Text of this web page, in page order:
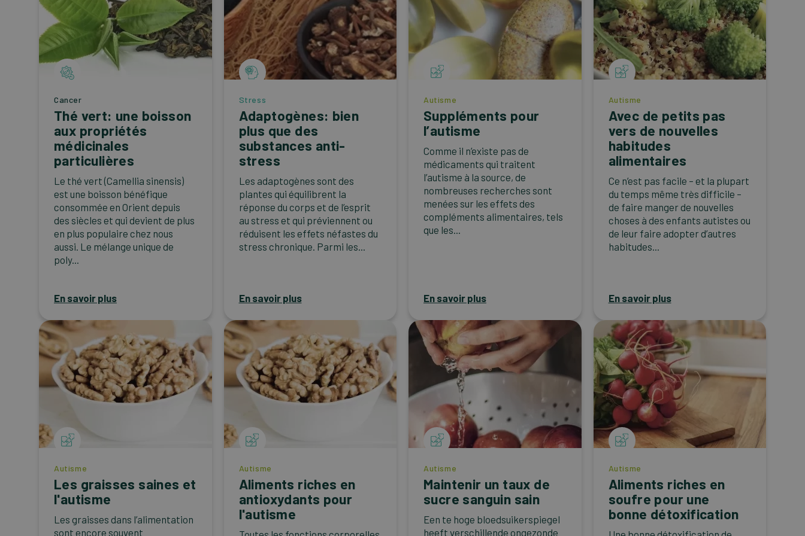
Cancer
Thé vert: une boisson
aux propriétés
médicinales
particulières
Le thé vert (Camellia sinensis)
est une boisson bénéfique
consommée en Orient depuis
des siècles et qui devient de plus
en plus populaire chez nous
aussi. Le mélange unique de
poly...
En savoir plus
Stress
Adaptogènes: bien
plus que des
substances anti-
stress
Les adaptogènes sont des
plantes qui équilibrent la
réponse du corps et de l’esprit
au stress et qui préviennent ou
réduisent les effets néfastes du
stress chronique. Parmi les...
En savoir plus
Autisme
Suppléments pour
l’autisme
Comme il n’existe pas de
médicaments qui traitent
l’autisme à la source, de
nombreuses recherches sont
menées sur les effets des
compléments alimentaires, tels
que les...
En savoir plus
Autisme
Avec de petits pas
vers de nouvelles
habitudes
alimentaires
Ce n’est pas facile – et la plupart
du temps même très difficile –
de faire manger de nouvelles
choses à des enfants autistes ou
de leur faire adopter d’autres
habitudes...
En savoir plus
Autisme
Les graisses saines et
l'autisme
Les graisses dans l’alimentation
sont encore souvent
Autisme
Aliments riches en
antioxydants pour
l'autisme
Autisme
Maintenir un taux de
sucre sanguin sain
Een te hoge bloedsuikerspiegel
heeft verschillende ongezonde
Autisme
Aliments riches en
soufre pour une
bonne détoxification